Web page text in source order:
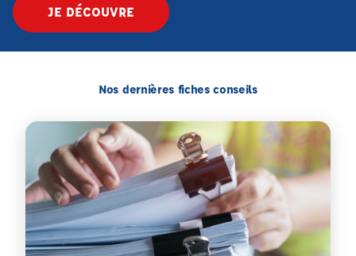
JE DÉCOUVRE
Nos dernières fiches conseils